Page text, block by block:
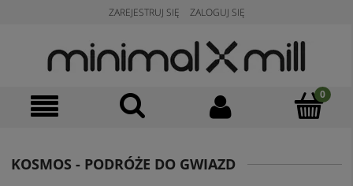
ZAREJESTRUJ SIĘ ZALOGUJ SIĘ
KOSMOS - PODRÓŻE DO GWIAZD